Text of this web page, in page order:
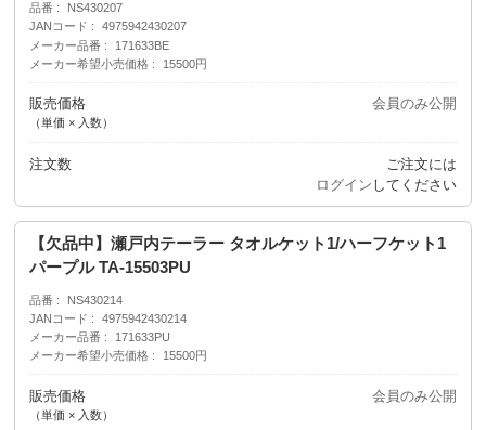
品番
NS430207
JANコード
4975942430207
メーカー品番
171633BE
メーカー希望小売価格
15500円
販売価格
（単価 × 入数）
会員のみ公開
注文数
ご注文には
ログイン してください
【欠品中】瀬戸内テーラー タオルケット1/ハーフケット1
パープル TA-15503PU
品番
NS430214
JANコード
4975942430214
メーカー品番
171633PU
メーカー希望小売価格
15500円
販売価格
（単価 × 入数）
会員のみ公開